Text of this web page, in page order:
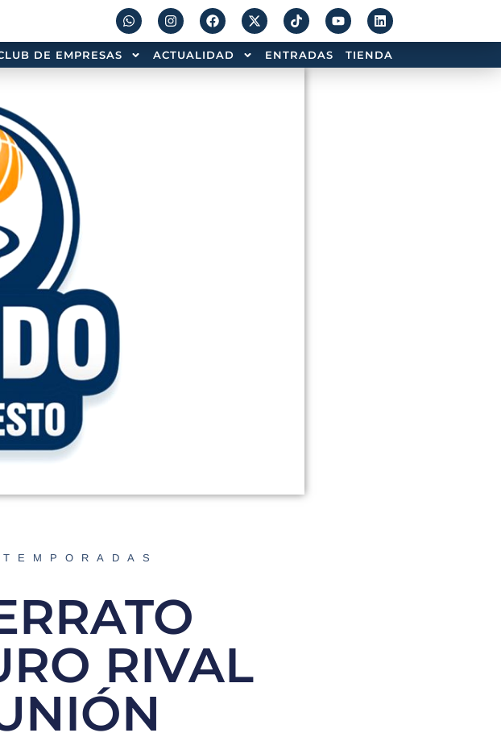
DE EMPRESAS ACTUALIDAD ENTRADAS TIENDA
RIVAL